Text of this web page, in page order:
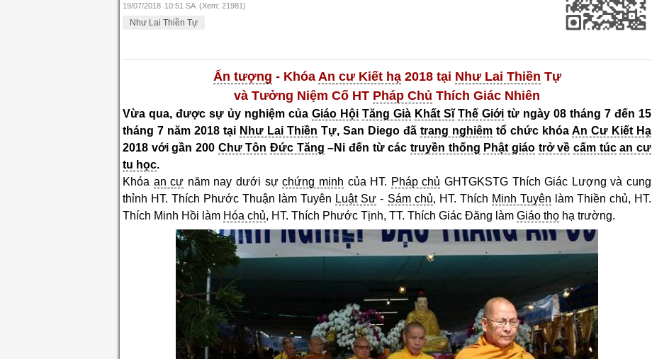
19/07/2018 10:51 SA (Xem: 21981)
Như Lai Thiền Tự
Ấn tượng - Khóa An cư Kiết hạ2018 tại Như Lai Thiền Tự
và Tưởng Niệm Cố HT Pháp Chủ Thích Giác Nhiên
Vừa qua, được sự ủy nghiệm của Giáo Hội Tăng Già Khất Sĩ Thế Giới từ ngày 08 tháng 7 đến 15
tháng 7 năm 2018 tại Như Lai Thiền Tự, San Diego đã trang nghiêm tổ chức khóa An Cư Kiết Hạ
2018 với gần 200 Chư Tôn Đức Tăng –Ni đến từ cáctruyền thống Phật giáo trở về cấm túc an cư
tu học.
Khóa an cư năm nay dưới sựchứng minh của HT. Pháp chủ GHTGKSTG Thích Giác Lượng và cung
thỉnh HT. Thích Phước Thuận làm Tuyên Luật Sư - Sám chủ, HT. Thích Minh Tuyên làm Thiền chủ, HT.
Thích Minh Hồi làm Hóa chủ, HT. Thích Phước Tịnh, TT. Thích Giác Đăng làm Giáo thọ hạ trường.